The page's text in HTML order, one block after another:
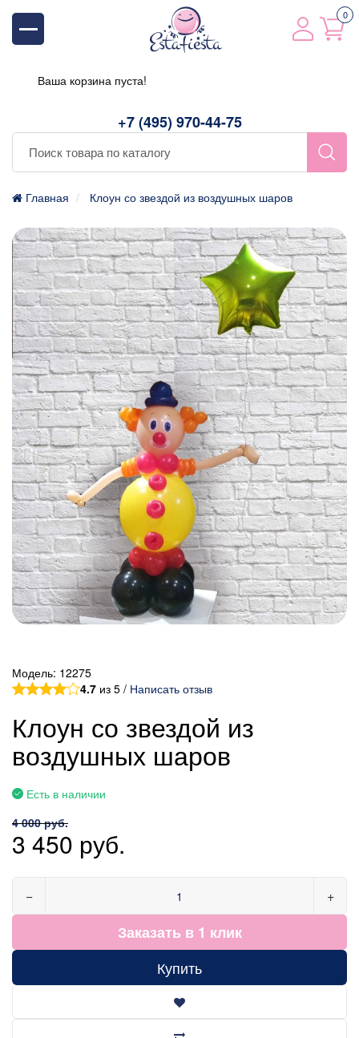
+7 (495) 970-44-75
0
Ваша корзина пуста!
Главная Клоун со звездой из воздушных шаров
Модель: 12275
4.7 из 5 / Написать отзыв
Клоун со звездой из
воздушных шаров
Есть в наличии
4 000 руб.
3 450 руб.
− +
Заказать в 1 клик
Купить